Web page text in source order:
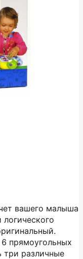
вашего малыша
прямоугольных
три различные